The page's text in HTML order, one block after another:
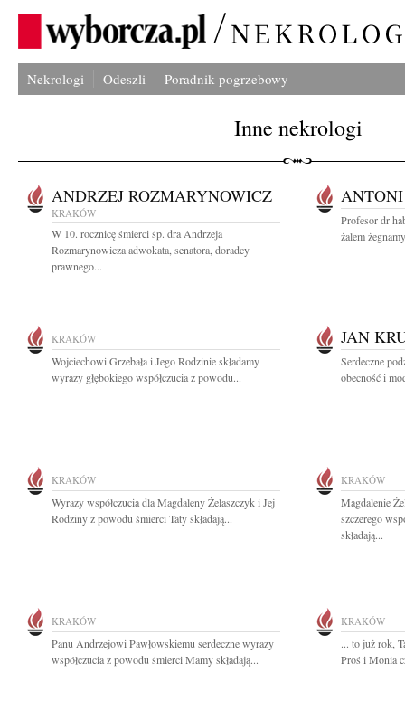
Nekrologi Odeszli Poradnik pogrzebowy
Inne nekrologi
ANDRZEJ ROZMARYNOWICZ
KRAKÓW
W 10. rocznicę śmierci śp. dra Andrzeja
Rozmarynowicza adwokata, senatora, doradcy
prawnego...
Profesor dr
żalem
KRAKÓW
Wojciechowi Grzebała i Jego Rodzinie składamy
wyrazy głębokiego współczucia z powodu...
JAN
Serdeczne
obecność i
KRAKÓW
Wyrazy współczucia dla Magdaleny Żelaszczyk i Jej
Rodziny z powodu śmierci Taty składają...
KRAKÓW
Magdalenie
szczerego
składają...
KRAKÓW
Panu Andrzejowi Pawłowskiemu serdeczne wyrazy
współczucia z powodu śmierci Mamy składają...
KRAKÓW
... to już rok,
Proś i Monia